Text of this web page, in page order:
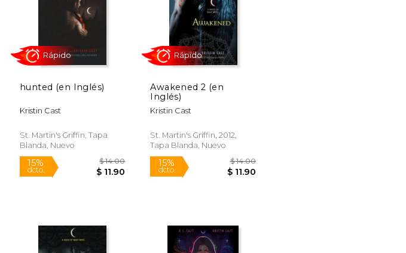
15%
dcto.
$ 14.00
$ 11.90
15%
dcto.
hunted (en Inglés)
Kristin Cast
St. Martin's Griffin, Tapa
Blanda, Nuevo
Awakened 2 (en
Inglés)
Kristin Cast
St. Martin's Griffin, 2012,
Tapa Blanda, Nuevo